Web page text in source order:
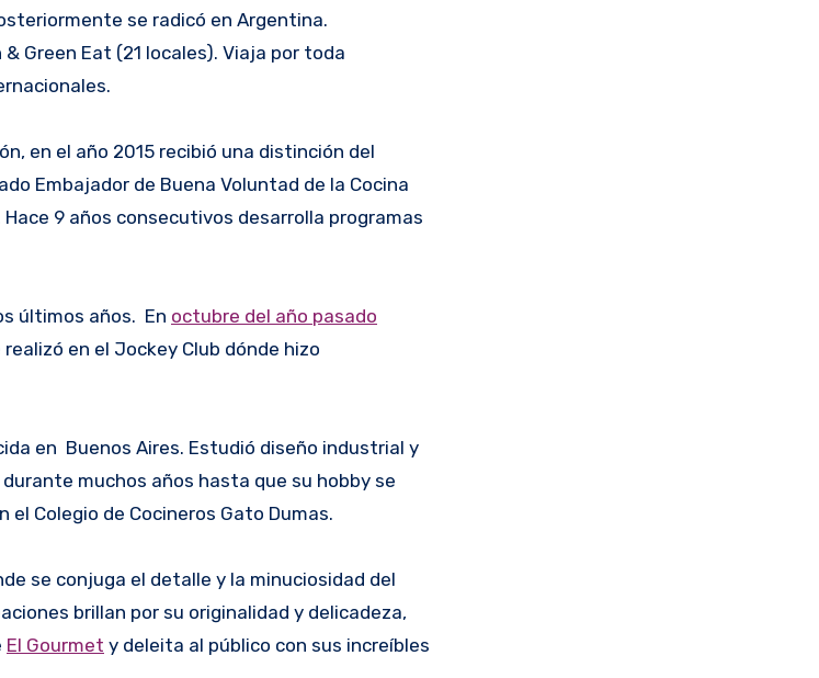
se radicó en Argentina.
Green Eat (21 locales). Viaja por toda
en el año 2015 recibió una distinción del
Embajador de Buena Voluntad de la Cocina
9 años consecutivos desarrolla programas
últimos años. En octubre del año pasado
realizó en el Jockey Club dónde hizo
en Buenos Aires. Estudió diseño industrial y
muchos años hasta que su hobby se
Colegio de Cocineros Gato Dumas.
se conjuga el detalle y la minuciosidad del
brillan por su originalidad y delicadeza,
El Gourmet y deleita al público con sus increíbles